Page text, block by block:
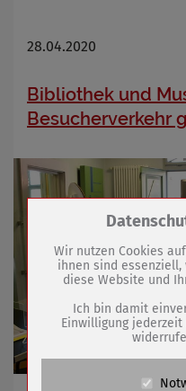
28.04.2020
Bibliothek und
Besucherverkehr
Zum Betrieb der
Name
PHP
Anbieter
Wir nutzen Cookies
ihnen sind
diese Website und
Ich bin damit
Einwilligung